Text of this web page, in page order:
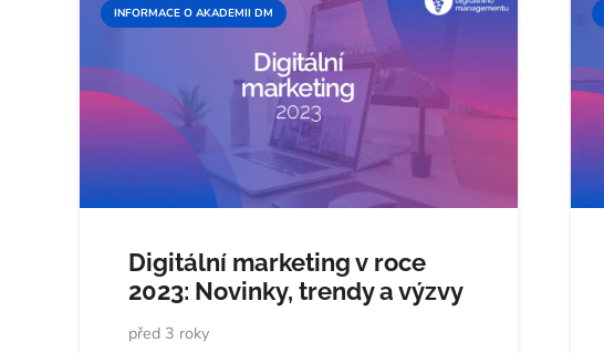
INFORMACE O AKADEMII DM
Digitální marketing v roce
2023: Novinky, trendy a výzvy
před 3 roky